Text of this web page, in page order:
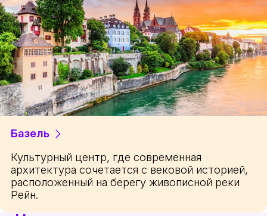
Базель
Культурный центр, где современная
архитектура сочетается с вековой историей,
расположенный на берегу живописной реки
Рейн.